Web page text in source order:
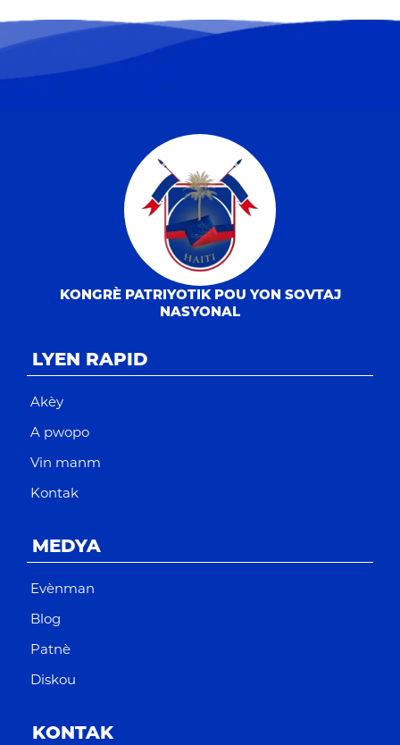
KONGRÈ PATRIYOTIK POU YON SOVTAJ
NASYONAL
LYEN RAPID
Akèy
A pwopo
Vin manm
Kontak
MEDYA
Evènman
Blog
Patnè
Diskou
KONTAK